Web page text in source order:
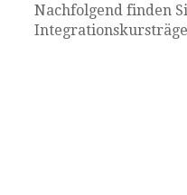
Nachfolgend finden